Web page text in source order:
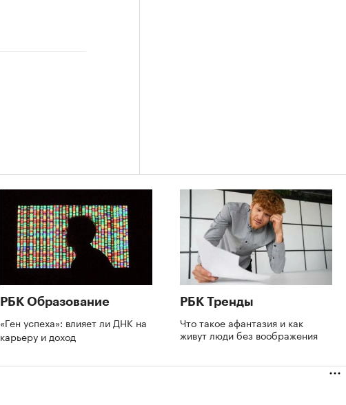
РБК Образование
«Ген успеха»: влияет ли ДНК на
карьеру и доход
РБК Тренды
Что такое афантазия и как
живут люди без воображения